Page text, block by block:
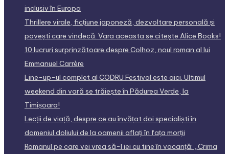
inclusiv în Europa
Thrillere virale, ficțiune japoneză, dezvoltare personală și
povești care vindecă. Vara aceasta se citește Alice Books!
10 lucruri surprinzătoare despre Colhoz, noul roman al lui
Emmanuel Carrère
Line-up-ul complet al CODRU Festival este aici. Ultimul
weekend din vară se trăiește în Pădurea Verde, la
Timișoara!
Lecții de viață, despre ce au învățat doi specialiști în
domeniul doliului de la oamenii aflați în fața morții
Romanul pe care vei vrea să-l iei cu tine în vacanță: „Crima